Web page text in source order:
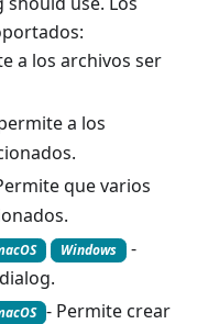
a los archivos ser
a los
que varios
Windows
-
- Permite crear